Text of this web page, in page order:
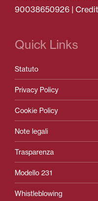
90038650926 |
Quick Links
Statuto
Privacy Policy
Cookie Policy
Note legali
Trasparenza
Modello 231
Whistleblowing